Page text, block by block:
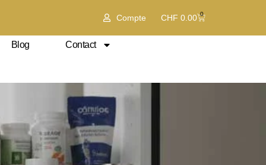
Compte CHF 0.00 0
Blog Contact